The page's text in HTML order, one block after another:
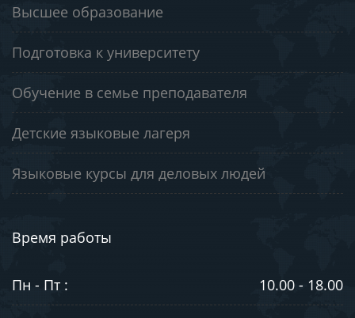
Высшее образование
Подготовка к университету
Обучение в семье преподавателя
Детские языковые лагеря
Языковые курсы для деловых людей
Время работы
Пн - Пт : 10.00 - 18.00